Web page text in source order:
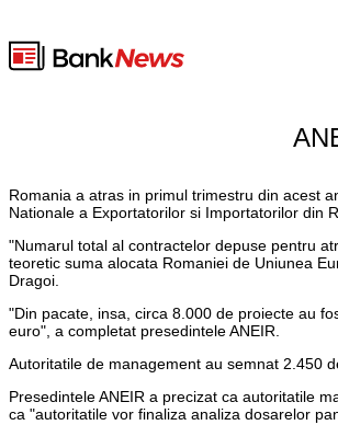
Romania a atras in primul trimestru din acest
Nationale a Exportatorilor si Importatorilor din
"Numarul total al contractelor depuse pentru
teoretic suma alocata Romaniei de Uniunea
Dragoi.
"Din pacate, insa, circa 8.000 de proiecte au
euro", a completat presedintele ANEIR.
Autoritatile de management au semnat 2.450
Presedintele ANEIR a precizat ca autoritatile
ca "autoritatile vor finaliza analiza dosarelor